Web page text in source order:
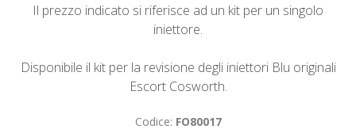
Il prezzo indicato si riferisce ad un kit per un singolo
iniettore.
Disponibile il kit per la revisione degli iniettori Blu originali
Escort Cosworth.
Codice: FO80017